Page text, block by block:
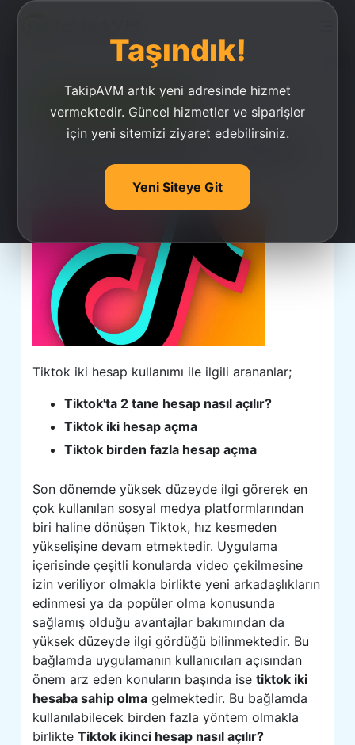
Taşındık!
TakipAVM artık yeni adresinde hizmet
vermektedir. Güncel hizmetler ve siparişler
için yeni sitemizi ziyaret edebilirsiniz.
Yeni Siteye Git
Ucuz Takipçi Satın Al
Tiktok'ta İkinci Hesap
Nasıl Açılır?
Tiktok iki hesap kullanımı ile ilgili arananlar;
Tiktok'ta 2 tane hesap nasıl açılır?
Tiktok iki hesap açma
Tiktok birden fazla hesap açma
Son dönemde yüksek düzeyde ilgi görerek en
çok kullanılan sosyal medya platformlarından
biri haline dönüşen Tiktok, hız kesmeden
yükselişine devam etmektedir. Uygulama
içerisinde çeşitli konularda video çekilmesine
izin veriliyor olmakla birlikte yeni arkadaşlıkların
edinmesi ya da popüler olma konusunda
sağlamış olduğu avantajlar bakımından da
yüksek düzeyde ilgi gördüğü bilinmektedir. Bu
bağlamda uygulamanın kullanıcıları açısından
önem arz eden konuların başında isetiktok iki
hesaba sahip olma gelmektedir. Bu bağlamda
kullanılabilecek birden fazla yöntem olmakla
birlikteTiktok ikinci hesap nasıl açılır?